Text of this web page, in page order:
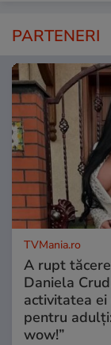
PARTENERI
TVMania.ro
A rupt
Daniela
activitatea
pentru
wow!”